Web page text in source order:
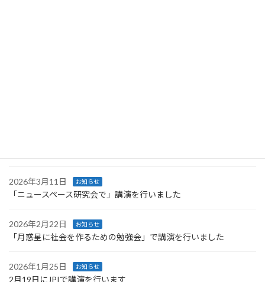
2026年3月11日 お知らせ
「ニュースペース研究会で」講演を行いました
2026年2月22日 お知らせ
「月惑星に社会を作るための勉強会」で講演を行いました
2026年1月25日 お知らせ
2月19日にJPIで講演を行います